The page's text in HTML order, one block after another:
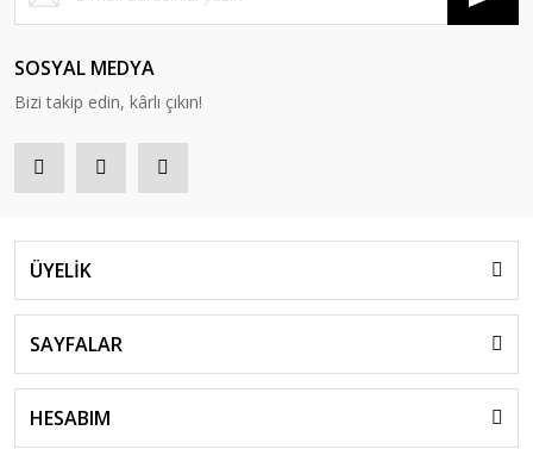
SOSYAL MEDYA
Bizi takip edin, kârlı çıkın!
ÜYELİK
SAYFALAR
HESABIM